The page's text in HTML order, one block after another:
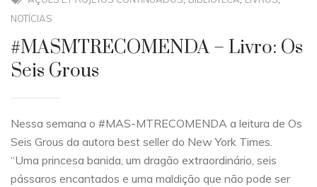
NOTÍCIAS
#MASMTRECOMENDA – Livro: Os
Seis Grous
Nessa semana o #MAS-MTRECOMENDA a leitura de Os
Seis Grous da autora best seller do New York Times.
“Uma princesa banida, um dragão extraordinário, seis
pássaros encantados e uma maldição que não pode ser